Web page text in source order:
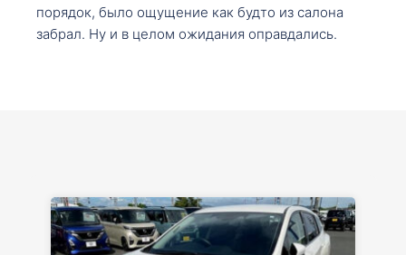
порядок, было ощущение как будто из салона
забрал. Ну и в целом ожидания оправдались.